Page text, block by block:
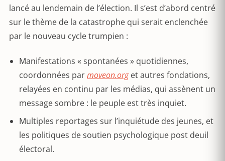
lancé au lendemain de l’élection. Il s’est d’abord centré
sur le thème de la catastrophe qui serait enclenchée
par le nouveau cycle trumpien :
Manifestations « spontanées » quotidiennes,
coordonnées parmoveon.orget autres fondations,
relayées en continu par les médias, qui assènent un
message sombre : le peuple est très inquiet.
Multiples reportages sur l’inquiétude des jeunes, et
les politiques de soutien psychologique post deuil
électoral.